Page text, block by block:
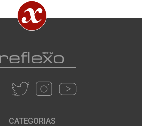
CATEGORIAS